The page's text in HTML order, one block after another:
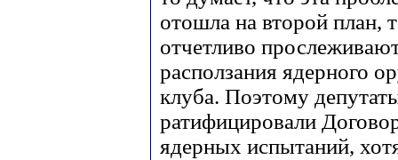
отошла на второй план,
отчетливо
расползания ядерного
клуба. Поэтому
ратифицировали
ядерных испытаний,